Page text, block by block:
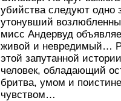
убийства следуют одно
утонувший
мисс Андервуд
живой и невредимый…
этой запутанной
человек, обладающий
бритва, умом и
чувством…